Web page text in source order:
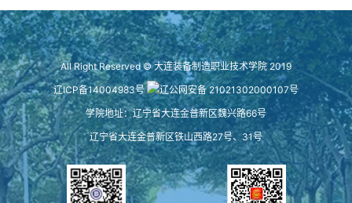
All Right Reserved © 大连装备制造职业技术学院 2019
辽ICP备14004983号
辽公网安备 21021302000107号
学院地址：辽宁省大连金普新区魏兴路66号
辽宁省大连金普新区铁山西路27号、31号